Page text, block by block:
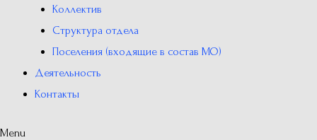
Коллектив
Структура отдела
Поселения (входящие в состав МО)
Деятельность
Контакты
Menu